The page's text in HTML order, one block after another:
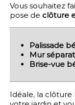
distribuons
Vous souhaitez
pose de clôture
Palissade
Mur
Brise-vue
Idéale, la